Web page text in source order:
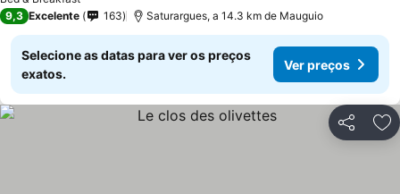
9,3 Excelente 163 Saturargues, a 14.3 km de Mauguio
Selecione as datas para ver os preços
exatos.
Ver preços
Partilhar